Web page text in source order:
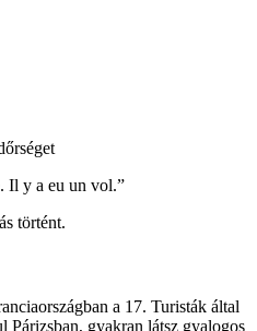
Il y a eu un vol.”
történt.
a 17. Turisták által
Párizsban, gyakran látsz gyalogos